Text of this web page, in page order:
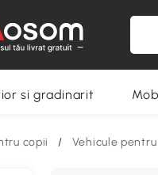
si gradinarit
copii / Vehicule